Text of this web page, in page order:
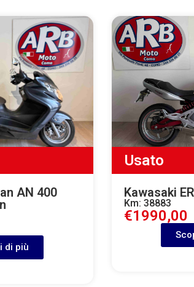
AN 400
di più
Usato
Kawasaki
Km: 38883
€1990,00